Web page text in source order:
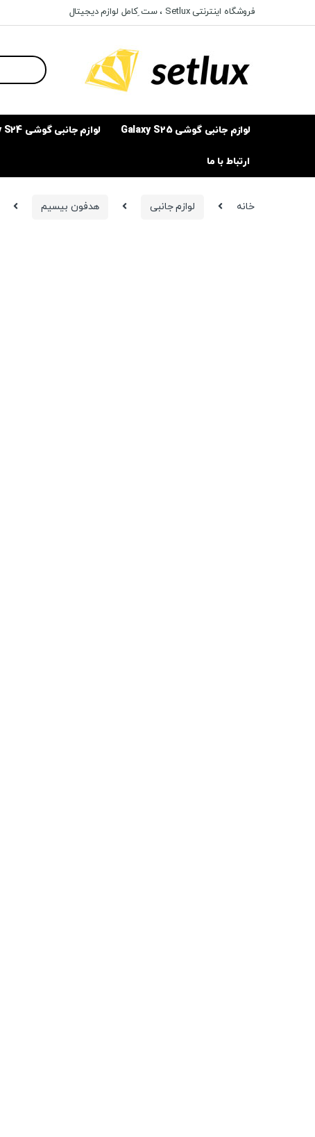
to
to
فروشگاه اینترنتی Setlux ، ست ِکامل لوازم دیجیتال
Search
for:
لوازم جانبی گوشی Galaxy S25 لوازم جانبی گوشی Galaxy S24
ارتباط با ما
خانه لوازم جانبی هدفون بیسیم